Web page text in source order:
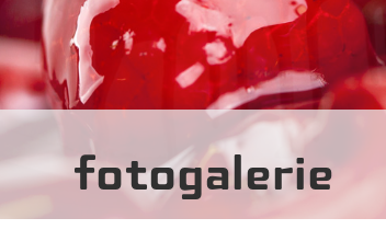
fotogalerie